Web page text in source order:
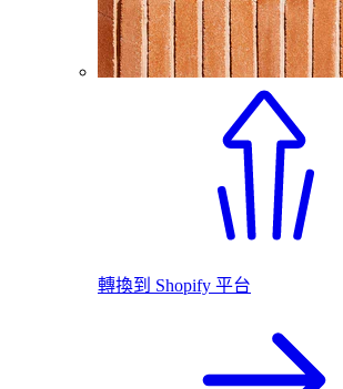
轉換到 Shopify 平台